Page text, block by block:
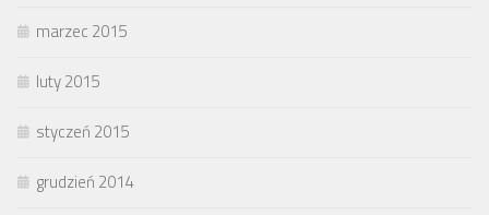
marzec 2015
luty 2015
styczeń 2015
grudzień 2014